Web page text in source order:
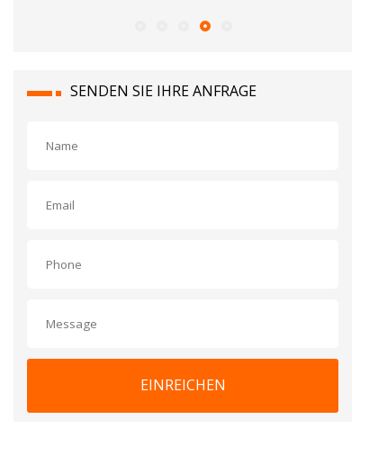
SENDEN SIE IHRE ANFRAGE
EINREICHEN